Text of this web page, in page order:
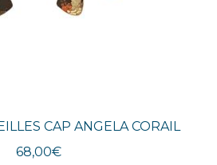
CAP ANGELA CORAIL
68,00€